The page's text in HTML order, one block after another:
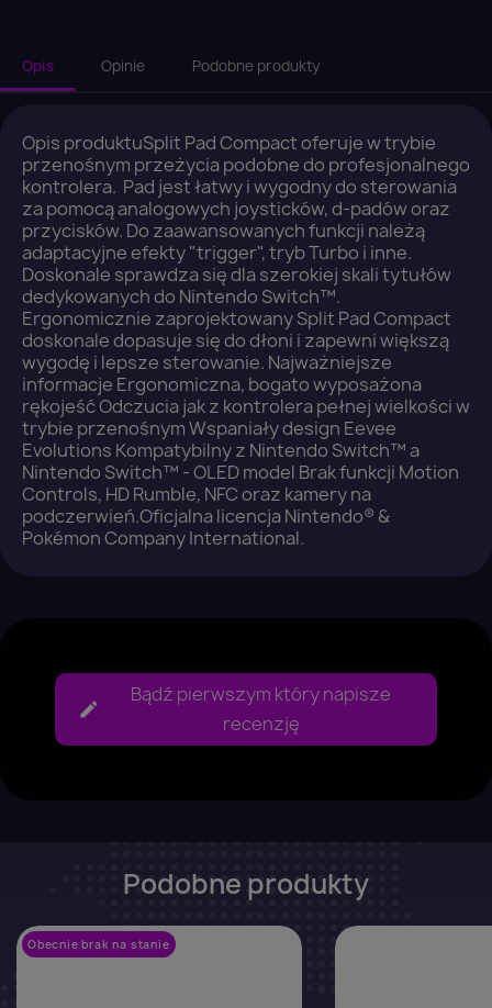
Opis Opinie Podobne produkty
Opis produktuSplit Pad Compact oferuje w trybie
przenośnym przeżycia podobne do profesjonalnego
kontrolera. Pad jest łatwy i wygodny do sterowania
za pomocą analogowych joysticków, d-padów oraz
przycisków. Do zaawansowanych funkcji należą
adaptacyjne efekty "trigger", tryb Turbo i inne.
Doskonale sprawdza się dla szerokiej skali tytułów
dedykowanych do Nintendo Switch™.
Ergonomicznie zaprojektowany Split Pad Compact
doskonale dopasuje się do dłoni i zapewni większą
wygodę i lepsze sterowanie. Najważniejsze
informacje Ergonomiczna, bogato wyposażona
rękojeść Odczucia jak z kontrolera pełnej wielkości w
trybie przenośnym Wspaniały design Eevee
Evolutions Kompatybilny z Nintendo Switch™ a
Nintendo Switch™ - OLED model Brak funkcji Motion
Controls, HD Rumble, NFC oraz kamery na
podczerwień.Oficjalna licencja Nintendo® &
Pokémon Company International.
Bądź pierwszym który napisze
recenzję
Podobne produkty
Obecnie brak na stanie
Zaloguj się
You need to be logged in to save products in your
wish list.
Anuluj Zaloguj się